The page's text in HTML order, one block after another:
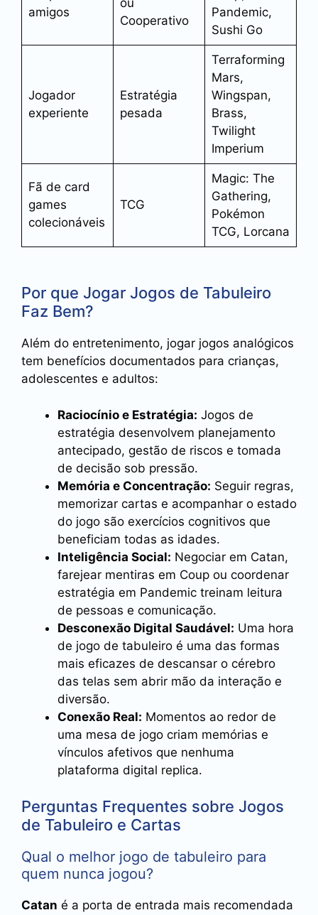
amigos
ou
Cooperativo
Pandemic,
Sushi Go
Jogador
experiente
Estratégia
pesada
Terraforming
Mars,
Wingspan,
Brass,
Twilight
Imperium
Fã de card
games
colecionáveis
TCG
Magic: The
Gathering,
Pokémon
TCG, Lorcana
Por que Jogar Jogos de Tabuleiro
Faz Bem?
Além do entretenimento, jogar jogos analógicos
tem benefícios documentados para crianças,
adolescentes e adultos:
Raciocínio e Estratégia: Jogos de
estratégia desenvolvem planejamento
antecipado, gestão de riscos e tomada
de decisão sob pressão.
Memória e Concentração: Seguir regras,
memorizar cartas e acompanhar o estado
do jogo são exercícios cognitivos que
beneficiam todas as idades.
Inteligência Social: Negociar em Catan,
farejear mentiras em Coup ou coordenar
estratégia em Pandemic treinam leitura
de pessoas e comunicação.
Desconexão Digital Saudável: Uma hora
de jogo de tabuleiro é uma das formas
mais eficazes de descansar o cérebro
das telas sem abrir mão da interação e
diversão.
Conexão Real: Momentos ao redor de
uma mesa de jogo criam memórias e
vínculos afetivos que nenhuma
plataforma digital replica.
Perguntas Frequentes sobre Jogos
de Tabuleiro e Cartas
Qual o melhor jogo de tabuleiro para
quem nunca jogou?
Catan é a porta de entrada mais recomendada